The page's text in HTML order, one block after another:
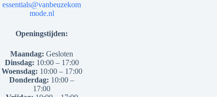
essentials@vanbeuzekom
mode.nl
Openingstijden:
Maandag: Gesloten
Dinsdag: 10:00 – 17:00
Woensdag: 10:00 – 17:00
Donderdag: 10:00 –
17:00